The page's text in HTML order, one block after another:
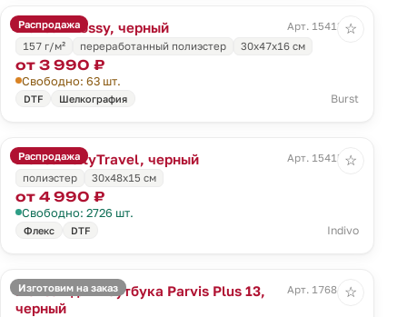
Распродажа
Рюкзак Bossy, черный
Арт. 15413.30
157 г/м²
переработанный полиэстер 30х47х16 см
от 3 990 ₽
Свободно: 63 шт.
DTF Шелкография Burst
☆
Распродажа
Рюкзак cityTravel, черный
Арт. 15415.30
полиэстер
30x48x15 см
от 4 990 ₽
Свободно: 2726 шт.
Флекс DTF Indivo
☆
Изготовим на заказ
Рюкзак для ноутбука Parvis Plus 13,
черный
Арт. 17684.30
☆